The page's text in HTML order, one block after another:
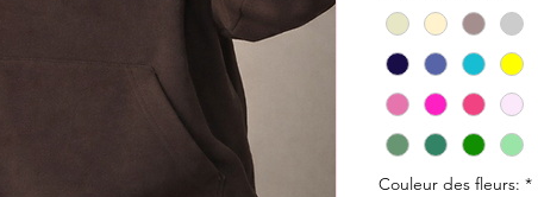
Couleur des fleurs: *